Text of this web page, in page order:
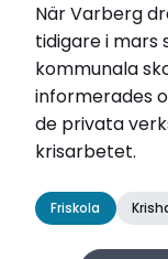
När Varberg
tidigare i mars
kommunala
informerades
de privata
krisarbetet.
Friskola